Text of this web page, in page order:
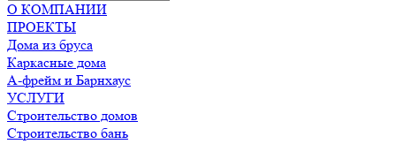
О КОМПАНИИ
ПРОЕКТЫ
Дома из бруса
Каркасные дома
А-фрейм и Барнхаус
УСЛУГИ
Строительство домов
Строительство бань